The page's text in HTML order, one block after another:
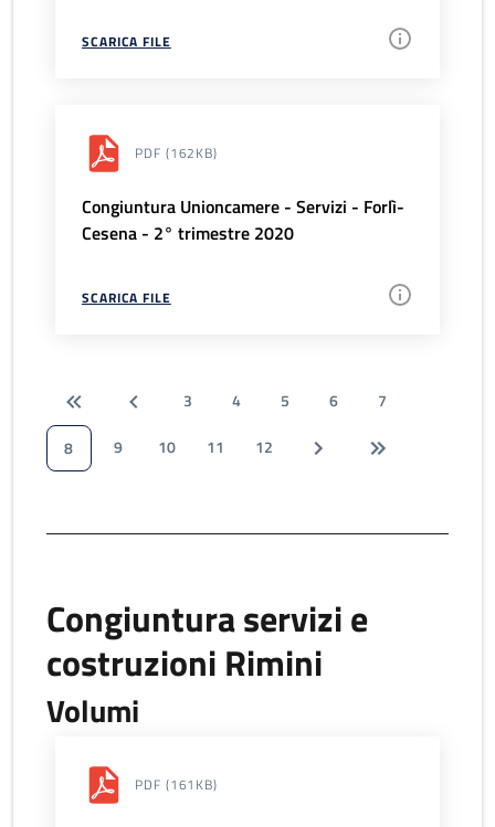
SCARICA FILE
PDF (162KB)
Congiuntura Unioncamere - Servizi - Forlì-
Cesena - 2° trimestre 2020
SCARICA FILE
3 4 5 6
7
8
9 10 11 12
Congiuntura servizi e
costruzioni Rimini
Volumi
PDF (161KB)